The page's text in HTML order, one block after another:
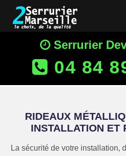
Serrurier
04 84
RIDEAUX
INSTALLATION ET
La sécurité de votre installation,